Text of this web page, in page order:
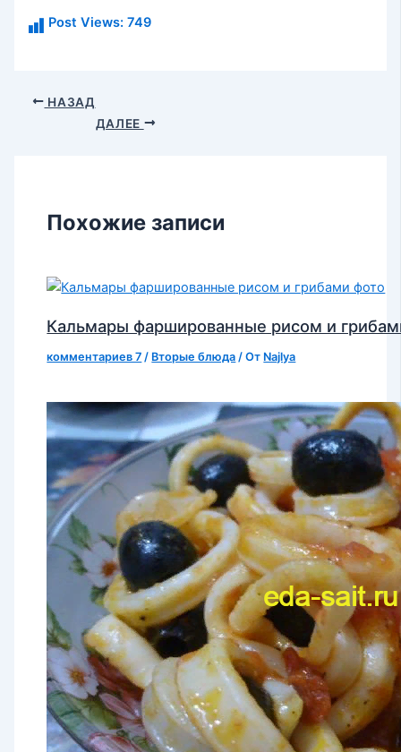
Post Views: 749
НАЗАД
ДАЛЕЕ
Похожие записи
Кальмары фаршированные рисом и
комментариев 7 / Вторые блюда / От Najlya